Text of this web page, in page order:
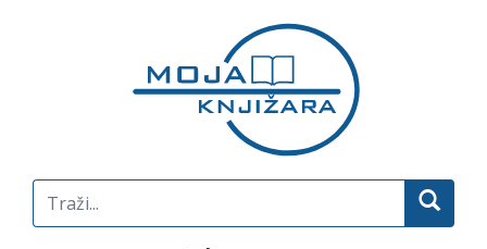
Search
for: